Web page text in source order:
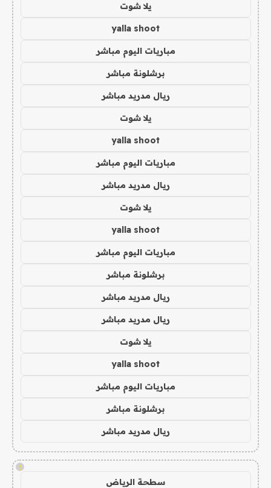
يلا شوت
yalla shoot
مباريات اليوم مباشر
برشلونة مباشر
ريال مدريد مباشر
يلا شوت
yalla shoot
مباريات اليوم مباشر
ريال مدريد مباشر
يلا شوت
yalla shoot
مباريات اليوم مباشر
برشلونة مباشر
ريال مدريد مباشر
ريال مدريد مباشر
يلا شوت
yalla shoot
مباريات اليوم مباشر
برشلونة مباشر
ريال مدريد مباشر
!
سطحة الرياض